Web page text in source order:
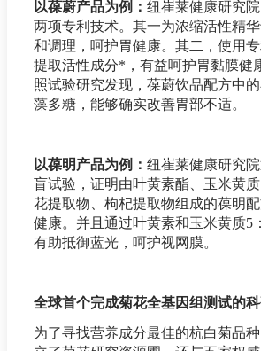
以葆蔚产品为例： 纽崔莱健康研究
两项专利技术。其一为浓缩活性精
和调理，呵护胃健康。其二，使用
提取活性成分*，有益呵护胃黏膜健
照试验研究发现，葆蔚饮品配方中
藻多糖，能够确实改善胃部不适。
以葆明产品为例： 纽崔莱健康研究
盲试验，证明由叶黄素酯、玉米黄
花提取物、枸杞提取物组成的葆明
健康。并且通过叶黄素和玉米黄质5
有助抵御蓝光，呵护视网膜。
全球首个完成菊花全基因组测试的科
为了寻找营养成分最佳的杭白菊品